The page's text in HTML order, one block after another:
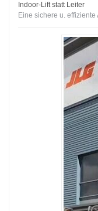
Indoor-Lift statt Leiter
Eine sichere u. effiziente